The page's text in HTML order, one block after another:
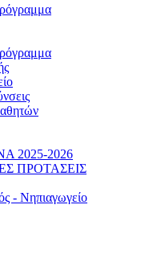
2025-2026
ΠΡΟΤΑΣΕΙΣ
- Νηπιαγωγείο